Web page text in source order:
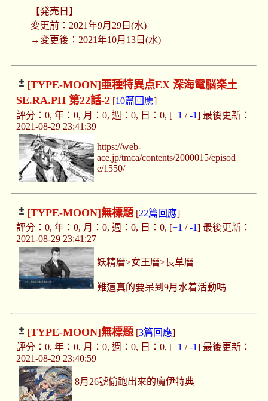
【発売日】
変更前：2021年9月29日(水)
→変更後：2021年10月13日(水)
[TYPE-MOON]亜種特異点EX 深海電脳楽土
SE.RA.PH 第22話-2[10篇回應]
評分：0, 年：0, 月：0, 週：0, 日：0, [+1 /-1] 最後更新：
2021-08-29 23:41:39
https://web-
ace.jp/tmca/contents/2000015/episod
e/1550/
[TYPE-MOON]無標題[22篇回應]
評分：0, 年：0, 月：0, 週：0, 日：0, [+1 /-1] 最後更新：
2021-08-29 23:41:27
妖精曆>女王曆>長草曆
難道真的要呆到9月水着活動嗎
[TYPE-MOON]無標題[3篇回應]
評分：0, 年：0, 月：0, 週：0, 日：0, [+1 /-1] 最後更新：
2021-08-29 23:40:59
8月26號偷跑出來的魔伊特典